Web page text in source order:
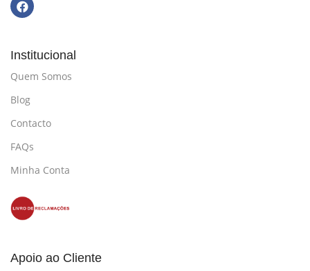
Institucional
Quem Somos
Blog
Contacto
FAQs
Minha Conta
Apoio ao Cliente